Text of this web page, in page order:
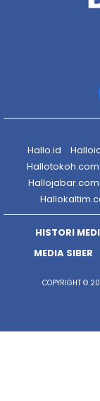
Hallo.id
Hallotokoh.com
Hallojabar.com
HISTORI
MEDIA SIBER
COPYRIGHT ©